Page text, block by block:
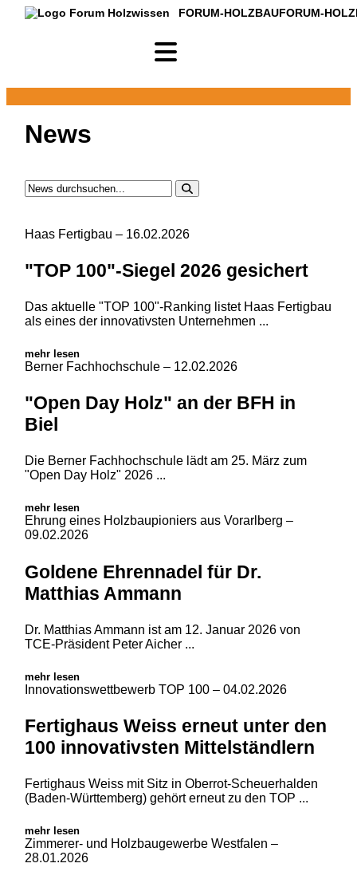
FORUM-HOLZBAUFORUM-
News
Haas Fertigbau– 16.02.2026
"TOP 100"-Siegel 2026 gesichert
Das aktuelle "TOP 100"-Ranking listet Haas Fertigbau
als eines der innovativsten Unternehmen ...
mehr lesen
Berner Fachhochschule– 12.02.2026
"Open Day Holz" an der BFH in
Biel
Die Berner Fachhochschule lädt am 25. März zum
"Open Day Holz" 2026 ...
mehr lesen
Ehrung eines Holzbaupioniers aus Vorarlberg–
09.02.2026
Goldene Ehrennadel für Dr.
Matthias Ammann
Dr. Matthias Ammann ist am 12. Januar 2026 von
TCE-Präsident Peter Aicher ...
mehr lesen
Innovationswettbewerb TOP 100– 04.02.2026
Fertighaus Weiss erneut unter den
100 innovativsten Mittelständlern
Fertighaus Weiss mit Sitz in Oberrot-Scheuerhalden
(Baden-Württemberg) gehört erneut zu den TOP ...
mehr lesen
Zimmerer- und Holzbaugewerbe Westfalen–
28.01.2026